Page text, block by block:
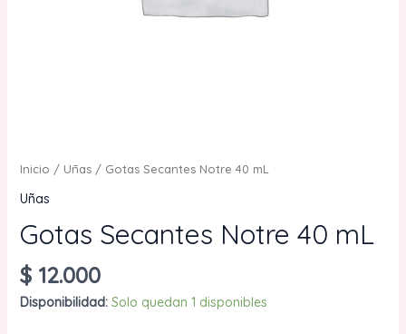
Inicio / Uñas/ Gotas Secantes Notre 40 mL
Uñas
Gotas Secantes Notre 40 mL
$12.000
Disponibilidad: Solo quedan 1 disponibles